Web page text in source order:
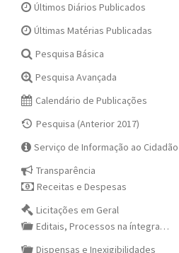
Últimos Diários Publicados
Últimas Matérias Publicadas
Pesquisa Básica
Pesquisa Avançada
Calendário de Publicações
Pesquisa (Anterior 2017)
Serviço de Informação ao Cidadão
Transparência
Receitas e Despesas
Licitações em Geral
Editais, Processos na íntegra…
Dispensas e Inexigibilidades